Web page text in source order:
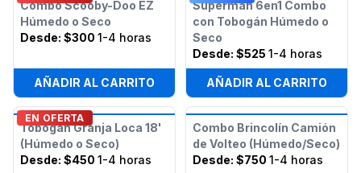
Combo Scooby-Doo EZ
Húmedo o Seco
Desde: $300 1-4 horas
AÑADIR AL CARRITO
Superman 6en1 Combo
con Tobogán Húmedo o
Seco
Desde: $525 1-4 horas
AÑADIR AL CARRITO
EN OFERTA
Tobogán Granja Loca 18'
(Húmedo o Seco)
Desde: $450 1-4 horas
Combo Brincolín Camión
de Volteo (Húmedo/Seco)
Desde: $750 1-4 horas